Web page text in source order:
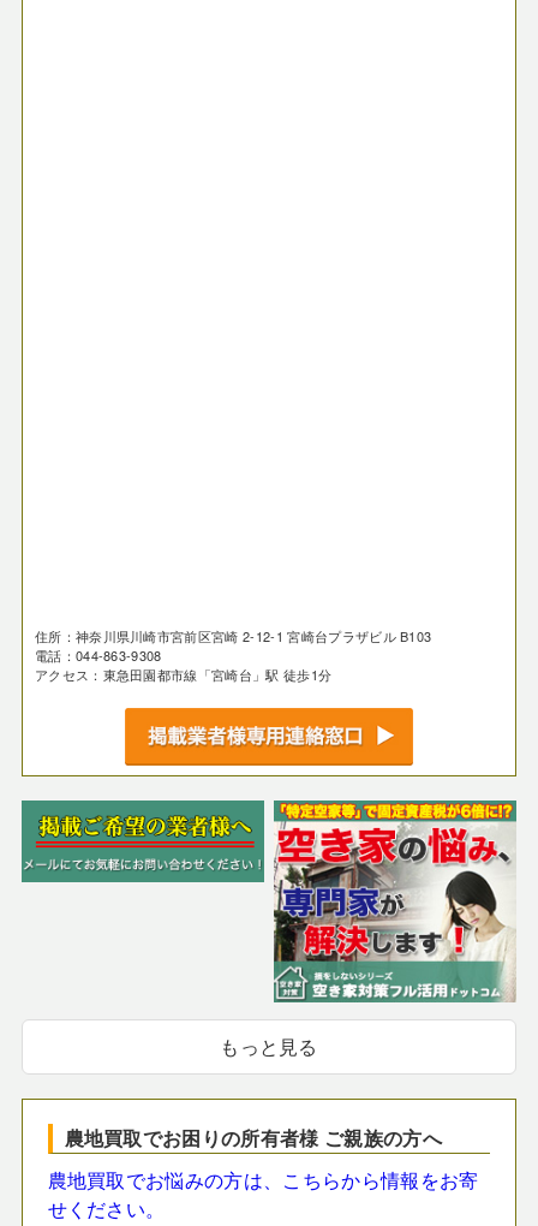
住所：神奈川県川崎市宮前区宮崎 2-12-1 宮崎台プラザビル B103
電話：044-863-9308
アクセス：東急田園都市線「宮崎台」駅 徒歩1分
もっと見る
農地買取でお困りの所有者様 ご親族の方へ
農地買取でお悩みの方は、こちらから情報をお寄
せください。